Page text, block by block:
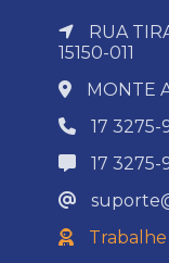
RUA
15150-011
MONTE
17
17 3275-